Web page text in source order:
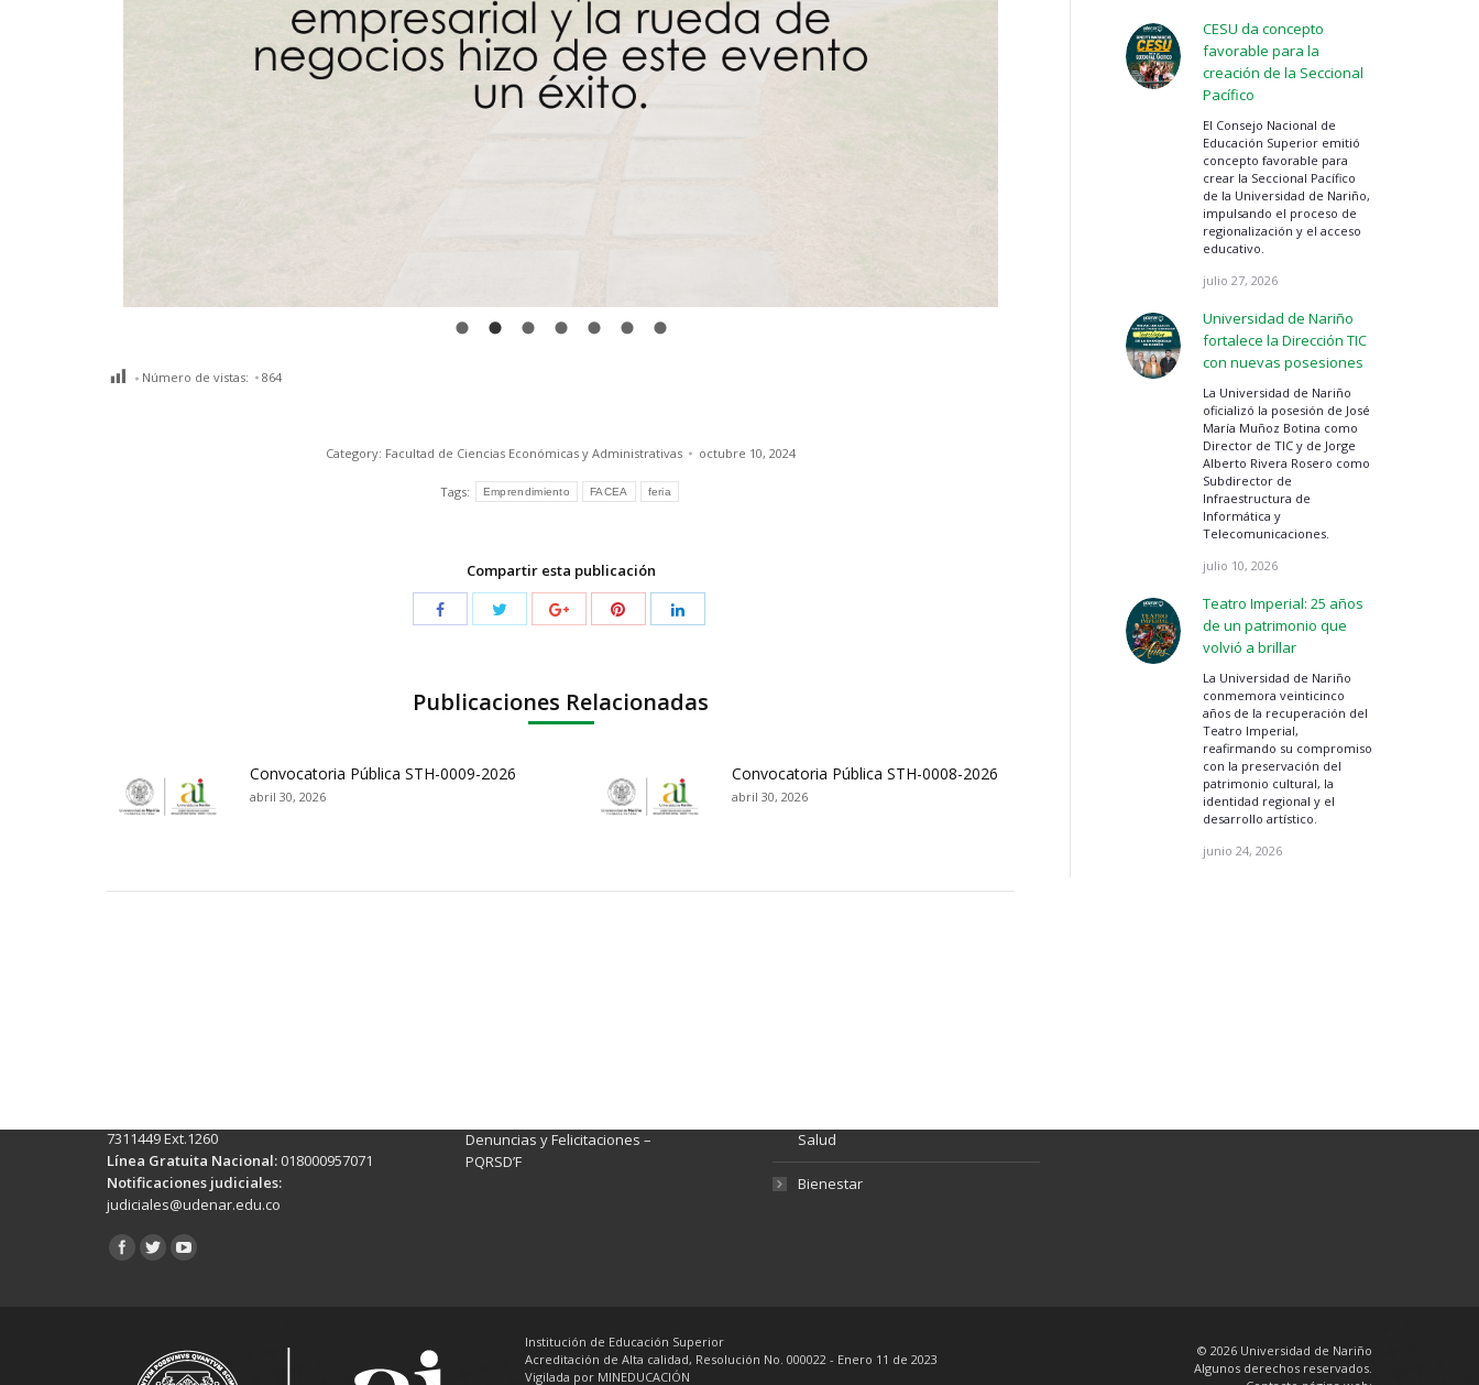
Número de vistas: 864
Category: Facultad de Ciencias Económicas y Administrativas octubre 10, 2024
Tags: Emprendimiento FACEA feria
Compartir esta publicación
Publicaciones Relacionadas
Convocatoria Pública STH-0009-2026
abril 30, 2026
Convocatoria Pública STH-0008-2026
abril 30, 2026
CESU da concepto
favorable para la
creación de la Seccional
Pacífico
El Consejo Nacional de
Educación Superior emitió
concepto favorable para
crear la Seccional Pacífico
de la Universidad de Nariño,
impulsando el proceso de
regionalización y el acceso
educativo.
julio 27, 2026
Universidad de Nariño
fortalece la Dirección TIC
con nuevas posesiones
La Universidad de Nariño
oficializó la posesión de José
María Muñoz Botina como
Director de TIC y de Jorge
Alberto Rivera Rosero como
Subdirector de
Infraestructura de
Informática y
Telecomunicaciones.
julio 10, 2026
Teatro Imperial: 25 años
de un patrimonio que
volvió a brillar
La Universidad de Nariño
conmemora veinticinco
años de la recuperación del
Teatro Imperial,
reafirmando su compromiso
con la preservación del
patrimonio cultural, la
identidad regional y el
desarrollo artístico.
junio 24, 2026
7311449 Ext.1260
Línea Gratuita Nacional: 018000957071
Notificaciones judiciales:
judiciales@udenar.edu.co
Encuéntranos en:
Denuncias y Felicitaciones –
PQRSD’F
Salud
Bienestar
Institución de Educación Superior
Acreditación de Alta calidad, Resolución No. 000022 - Enero 11 de 2023
Vigilada por MINEDUCACIÓN
© 2026 Universidad de Nariño
Algunos derechos reservados.